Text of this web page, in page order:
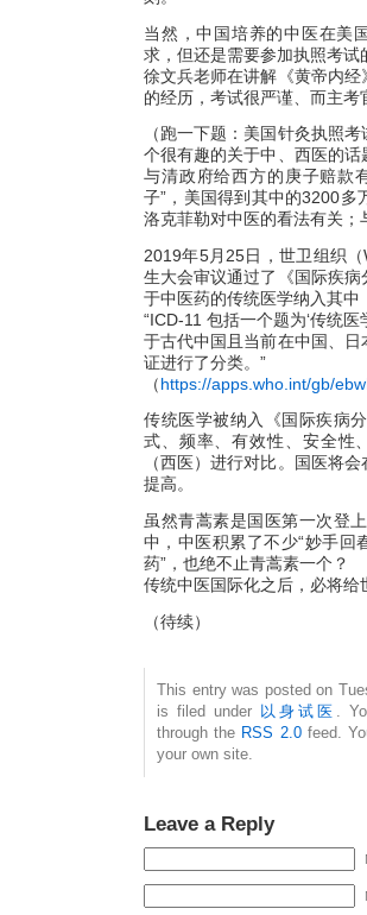
当然，中国培养的中医在美
求，但还是需要参加执照考试
徐文兵老师在讲解《黄帝内
的经历，考试很严谨、而主考
（跑一下题：美国针灸执照
个很有趣的关于中、西医的
与清政府给西方的庚子赔款
子”，美国得到其中的3200多
洛克菲勒对中医的看法有关
2019年5月25日，世卫组织
生大会审议通过了《国际疾
于中医药的传统医学纳入其中
“ICD-11 包括一个题为‘传统
于古代中国且当前在中国、
证进行了分类。”
（https://apps.who.int/gb/
传统医学被纳入《国际疾病
式、频率、有效性、安全性
（西医）进行对比。国医将
提高。
虽然青蒿素是国医第一次登
中，中医积累了不少“妙手回
药”，也绝不止青蒿素一个？
传统中医国际化之后，必将给
（待续）
This entry was posted on
is filed under 以身试医
.
through the RSS 2.0feed.
your own site.
Leave a Reply